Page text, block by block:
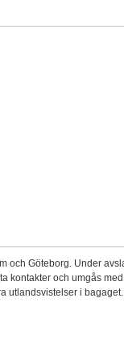
och Göteborg. Under
kontakter och umgås med
utlandsvistelser i bagaget.